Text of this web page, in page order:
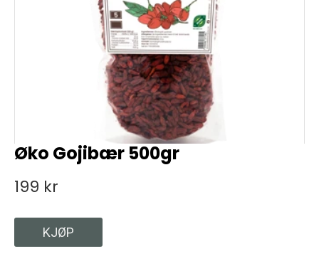
Øko Gojibær 500gr
199 kr
KJØP